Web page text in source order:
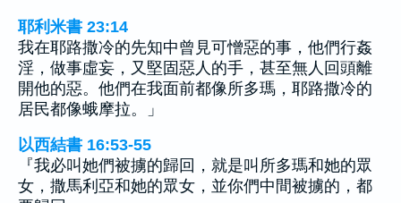
耶利米書 23:14
我在耶路撒冷的先知中曾見可憎惡的事，他們行姦
淫，做事虛妄，又堅固惡人的手，甚至無人回頭離
開他的惡。他們在我面前都像所多瑪，耶路撒冷的
居民都像蛾摩拉。」
以西結書 16:53-55
『我必叫她們被擄的歸回，就是叫所多瑪和她的眾
女，撒馬利亞和她的眾女，並你們中間被擄的，都